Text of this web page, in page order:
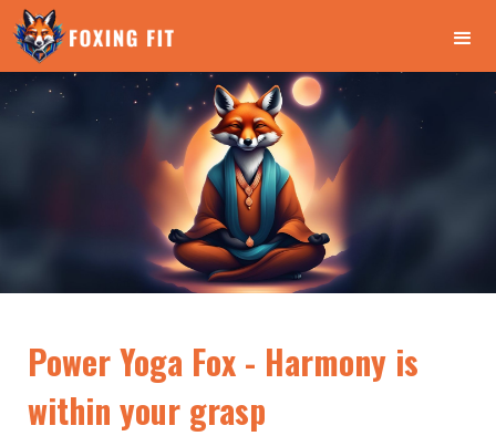
Power Yoga Fox - Harmony is
within your grasp